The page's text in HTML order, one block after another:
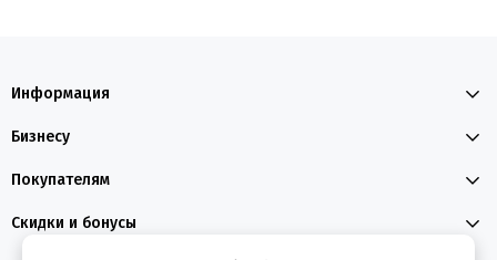
Информация
Бизнесу
Покупателям
Скидки и бонусы